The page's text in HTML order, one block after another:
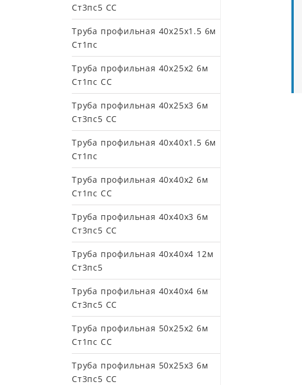
Ст3пс5 СС
Труба профильная 40х25х1.5 6м
Ст1пс
Труба профильная 40х25х2 6м
Ст1пс СС
Труба профильная 40х25х3 6м
Ст3пс5 СС
Труба профильная 40х40х1.5 6м
Ст1пс
Труба профильная 40х40х2 6м
Ст1пс СС
Труба профильная 40х40х3 6м
Ст3пс5 СС
Труба профильная 40х40х4 12м
Ст3пс5
Труба профильная 40х40х4 6м
Ст3пс5 СС
Труба профильная 50х25х2 6м
Ст1пс СС
Труба профильная 50х25х3 6м
Ст3пс5 СС